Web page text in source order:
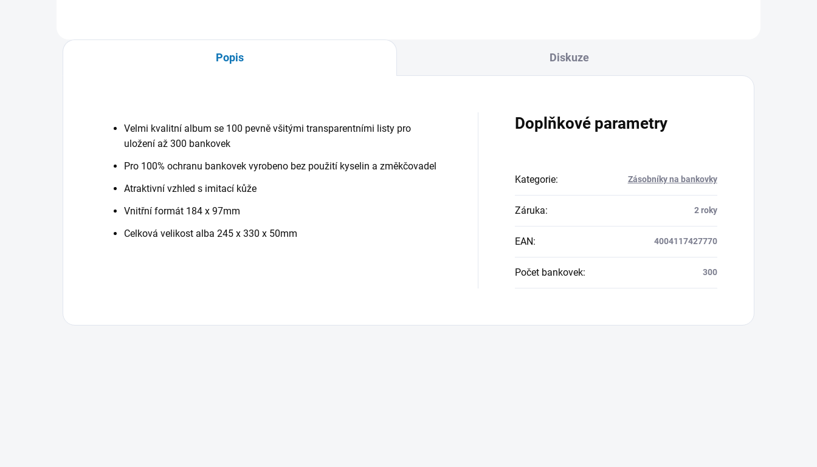
Popis Diskuze
Velmi kvalitní album se 100 pevně všitými transparentními listy pro
uložení až 300 bankovek
Pro 100% ochranu bankovek vyrobeno bez použití kyselin a změkčovadel
Atraktivní vzhled s imitací kůže
Vnitřní formát 184 x 97mm
Celková velikost alba 245 x 330 x 50mm
Doplňkové parametry
Kategorie: Zásobníky na bankovky
Záruka: 2 roky
EAN: 4004117427770
Počet bankovek: 300